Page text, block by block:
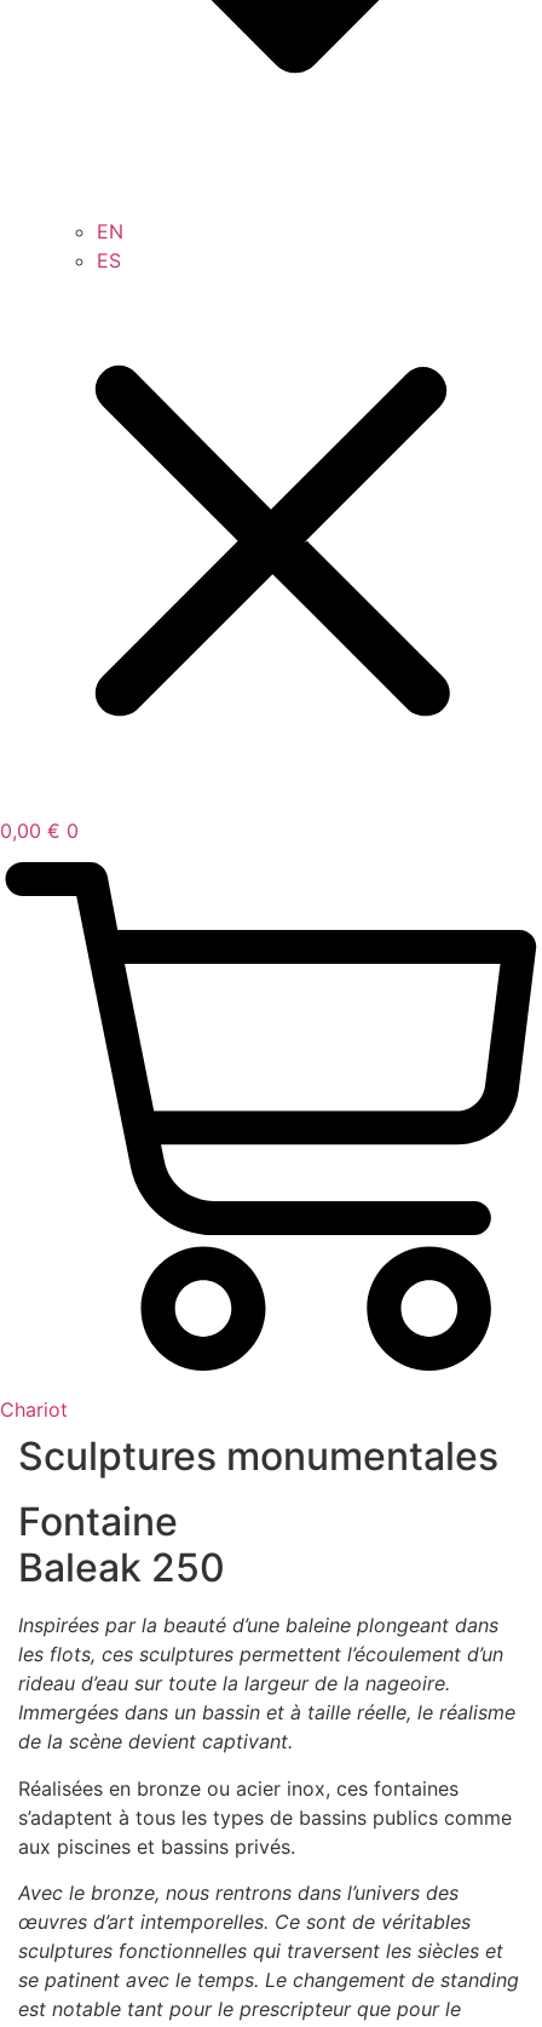
EN
ES
0,00 € 0
Chariot
Sculptures monumentales
Fontaine
Baleak 250
Inspirées par la beauté d’une baleine plongeant dans
les flots, ces sculptures permettent l’écoulement d’un
rideau d’eau sur toute la largeur de la nageoire.
Immergées dans un bassin et à taille réelle, le réalisme
de la scène devient captivant.
Réalisées en bronze ou acier inox, ces fontaines
s’adaptent à tous les types de bassins publics comme
aux piscines et bassins privés.
Avec le bronze, nous rentrons dans l’univers des
œuvres d’art intemporelles. Ce sont de véritables
sculptures fonctionnelles qui traversent les siècles et
se patinent avec le temps. Le changement de standing
est notable tant pour le prescripteur que pour le